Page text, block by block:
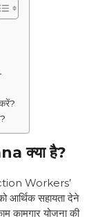
क्या है?
Workers’
आर्थिक सहायता देने
कामगार योजना की